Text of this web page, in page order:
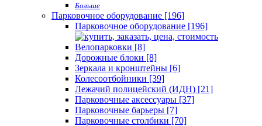
Больше
Парковочное оборудование [196]
Парковочное оборудование [196]
Велопарковки [8]
Дорожные блоки [8]
Зеркала и кронштейны [6]
Колесоотбойники [39]
Лежачий полицейский (ИДН) [21]
Парковочные аксессуары [37]
Парковочные барьеры [7]
Парковочные столбики [70]